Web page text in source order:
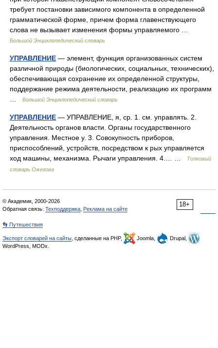
требует постановки зависимого компонента в определенной
грамматической форме, причем форма главенствующего
слова не вызывает изменения формы управляемого …
Большой Энциклопедический словарь
УПРАВЛЕНИЕ — элемент, функция организованных систем
различной природы (биологических, социальных, технических),
обеспечивающая сохранение их определенной структуры,
поддержание режима деятельности, реализацию их программ
Большой Энциклопедический словарь
УПРАВЛЕНИЕ — УПРАВЛЕНИЕ, я, ср. 1. см. управлять. 2.
Деятельность органов власти. Органы государственного
управления. Местное у. 3. Совокупность приборов,
приспособлений, устройств, посредством к рых управляется
ход машины, механизма. Рычаги управления. 4.… …
Толковый
словарь Ожегова
18+
© Академик, 2000-2026
Обратная связь: Техподдержка Реклама на сайте
👣 Путешествия
Экспорт словарей на сайты , сделанные на PHP, Joomla,
Drupal,
WordPress, MODx.